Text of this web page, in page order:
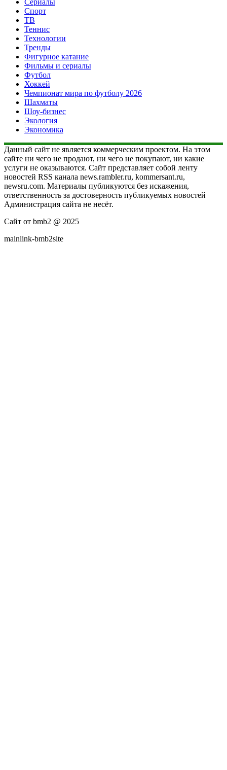
Спорт
ТВ
Теннис
Технологии
Тренды
Фигурное катание
Фильмы и сериалы
Футбол
Хоккей
Чемпионат мира по футболу 2026
Шахматы
Шоу-бизнес
Экология
Экономика
Данный сайт не является коммерческим проектом. На этом
сайте ни чего не продают, ни чего не покупают, ни какие
услуги не оказываются. Сайт представляет собой ленту
новостей RSS канала news.rambler.ru, kommersant.ru,
newsru.com. Материалы публикуются без искажения,
ответственность за достоверность публикуемых новостей
Администрация сайта не несёт.
Сайт от bmb2 @ 2025
mainlink-bmb2site